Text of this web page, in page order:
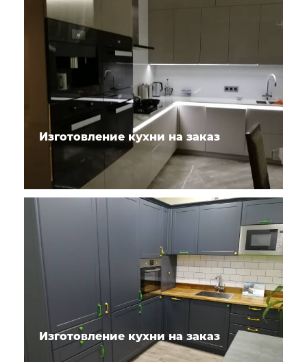
Изготовление кухни на заказ
Изготовление кухни на заказ